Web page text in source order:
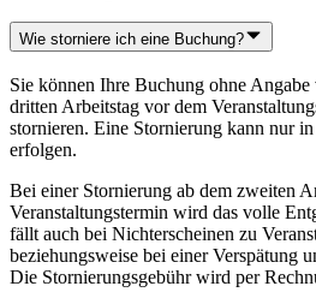
Wie storniere ich eine Buchung?
Sie können Ihre Buchung ohne
dritten Arbeitstag vor dem
stornieren. Eine Stornierung kann nur
erfolgen.
Bei einer Stornierung ab dem zweiten
Veranstaltungstermin wird das volle
fällt auch bei Nichterscheinen zu
beziehungsweise bei einer Verspätung
Die Stornierungsgebühr wird per